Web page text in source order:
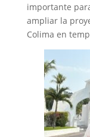
importante
ampliar la
Colima en